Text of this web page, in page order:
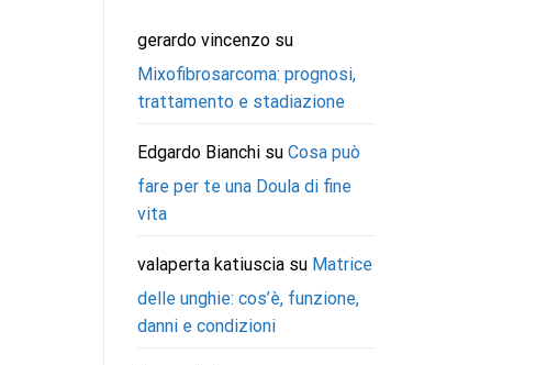
gerardo vincenzosu
Mixofibrosarcoma: prognosi,
trattamento e stadiazione
Edgardo Bianchisu Cosa può
fare per te una Doula di fine
vita
valaperta katiusciasu Matrice
delle unghie: cos’è, funzione,
danni e condizioni